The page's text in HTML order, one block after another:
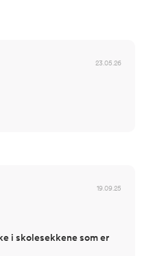
23.05.26
19.09.25
i skolesekkene som er